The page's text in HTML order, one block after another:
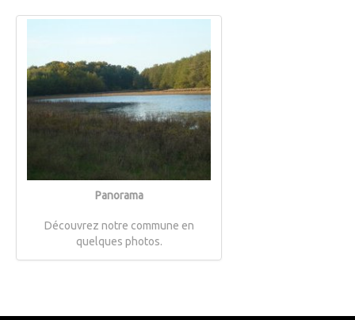
Panorama
Découvrez notre commune en
quelques photos.